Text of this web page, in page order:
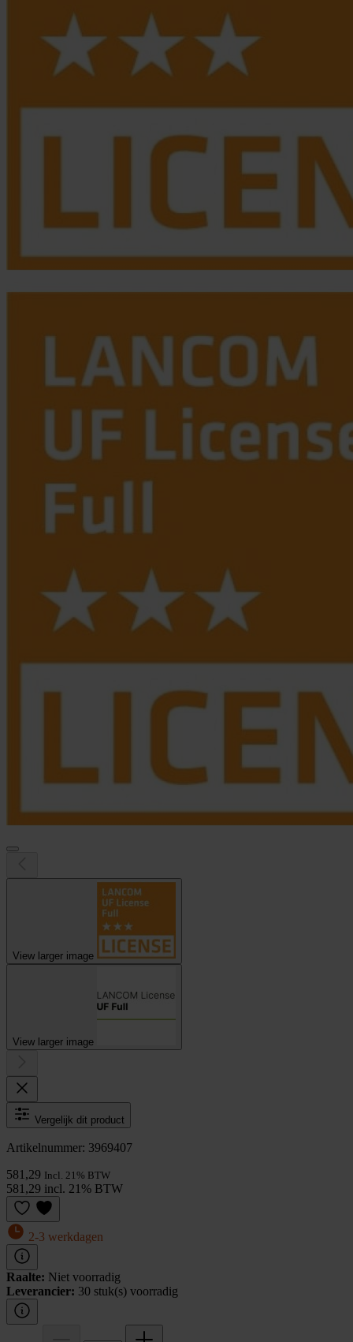
View larger image
View larger image
Vergelijk dit product
Artikelnummer: 3969407
581,29 Incl. 21% BTW
581,29 incl. 21% BTW
2-3 werkdagen
Raalte: Niet voorradig
Leverancier: 30 stuk(s) voorradig